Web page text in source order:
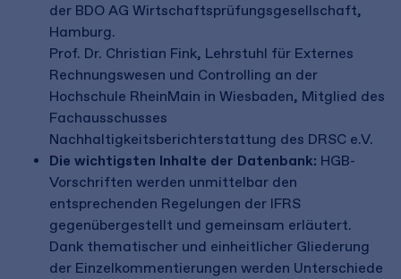
der BDO AG Wirtschaftsprüfungsgesellschaft,
Hamburg.
Prof. Dr. Christian Fink, Lehrstuhl für Externes
Rechnungswesen und Controlling an der
Hochschule RheinMain in Wiesbaden, Mitglied des
Fachausschusses
Nachhaltigkeitsberichterstattung des DRSC e.V.
Die wichtigsten Inhalte der Datenbank: HGB-
Vorschriften werden unmittelbar den
entsprechenden Regelungen der IFRS
gegenübergestellt und gemeinsam erläutert.
Dank thematischer und einheitlicher Gliederung
der Einzelkommentierungen werden Unterschiede